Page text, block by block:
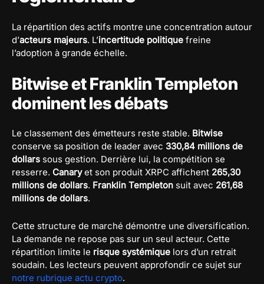
La répartition des actifs montre une concentration autour
d’acteurs majeurs. L’incertitude politique freine
l’adoption à grande échelle.
Bitwise et Franklin Templeton
dominent les débats
Le classement des émetteurs reste stable. Bitwise
conserve sa position de leader avec 330,84 millions de
dollars sous gestion. Derrière lui, la compétition se
resserre. Canaryet son produit XRPC affichent 265,30
millions de dollars. Franklin Templeton suit avec 261,68
millions de dollars.
Cette structure de marché démontre une diversification.
La demande ne repose pas sur un seul acteur. Cette
répartition limite le risque systémique lors d’un retrait
soudain. Les lecteurs peuvent approfondir ce sujet sur
notre rubrique actu crypto.